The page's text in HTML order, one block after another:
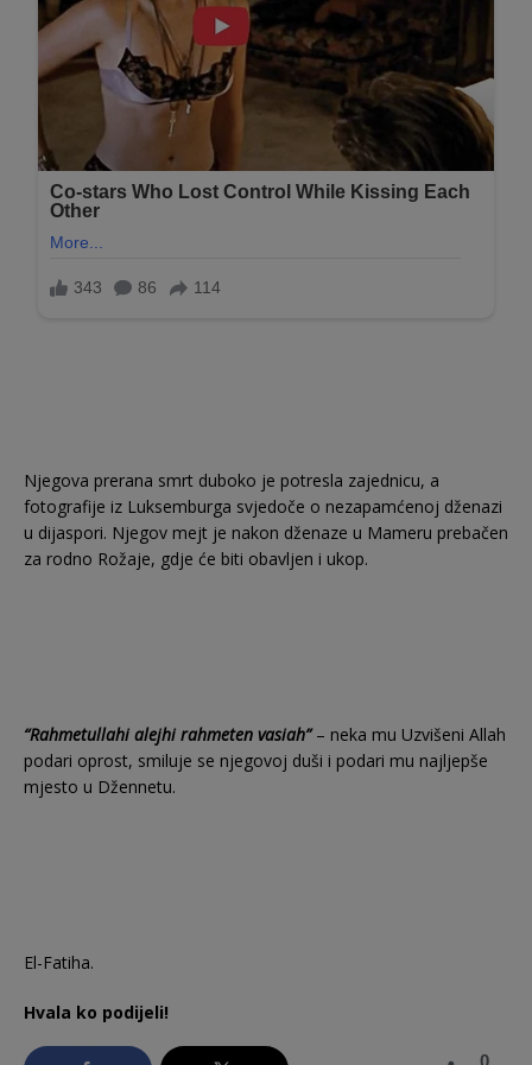
Njegova prerana smrt duboko je potresla zajednicu, a
fotografije iz Luksemburga svjedoče o nezapamćenoj dženazi
u dijaspori. Njegov mejt je nakon dženaze u Mameru prebačen
za rodno Rožaje, gdje će biti obavljen i ukop.
“Rahmetullahi alejhi rahmeten vasiah”– neka mu Uzvišeni Allah
podari oprost, smiluje se njegovoj duši i podari mu najljepše
mjesto u Džennetu.
El-Fatiha.
Hvala ko podijeli!
0